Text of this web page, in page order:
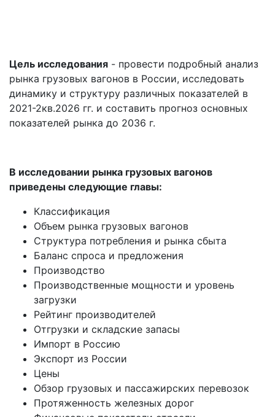
Цель исследования - провести подробный анализ
рынка грузовых вагонов в России, исследовать
динамику и структуру различных показателей в
2021-2кв.2026 гг. и составить прогноз основных
показателей рынка до 2036 г.
В исследовании рынка грузовых вагонов
приведены следующие главы:
Классификация
Объем рынка грузовых вагонов
Структура потребления и рынка сбыта
Баланс спроса и предложения
Производство
Производственные мощности и уровень
загрузки
Рейтинг производителей
Отгрузки и складские запасы
Импорт в Россию
Экспорт из России
Цены
Обзор грузовых и пассажирских перевозок
Протяженность железных дорог